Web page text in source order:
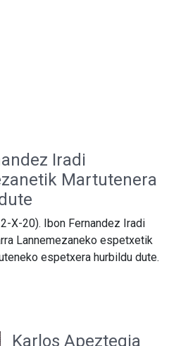
Iradi
Martutenera
X-20). Ibon Fernandez Iradi
Lannemezaneko espetxetik
espetxera hurbildu dute.
Karlos Apeztegia